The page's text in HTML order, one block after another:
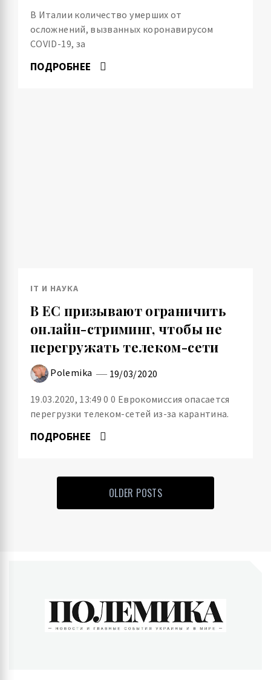
В Италии количество умерших от
осложнений, вызванных коронавирусом
COVID-19, за
ПОДРОБНЕЕ
IT И НАУКА
В ЕС призывают ограничить
онлайн-стриминг, чтобы не
перегружать телеком-сети
Polemika 19/03/2020
19.03.2020, 13:49 0 0 Еврокомиссия опасается
перегрузки телеком-сетей из-за карантина.
ПОДРОБНЕЕ
OLDER POSTS